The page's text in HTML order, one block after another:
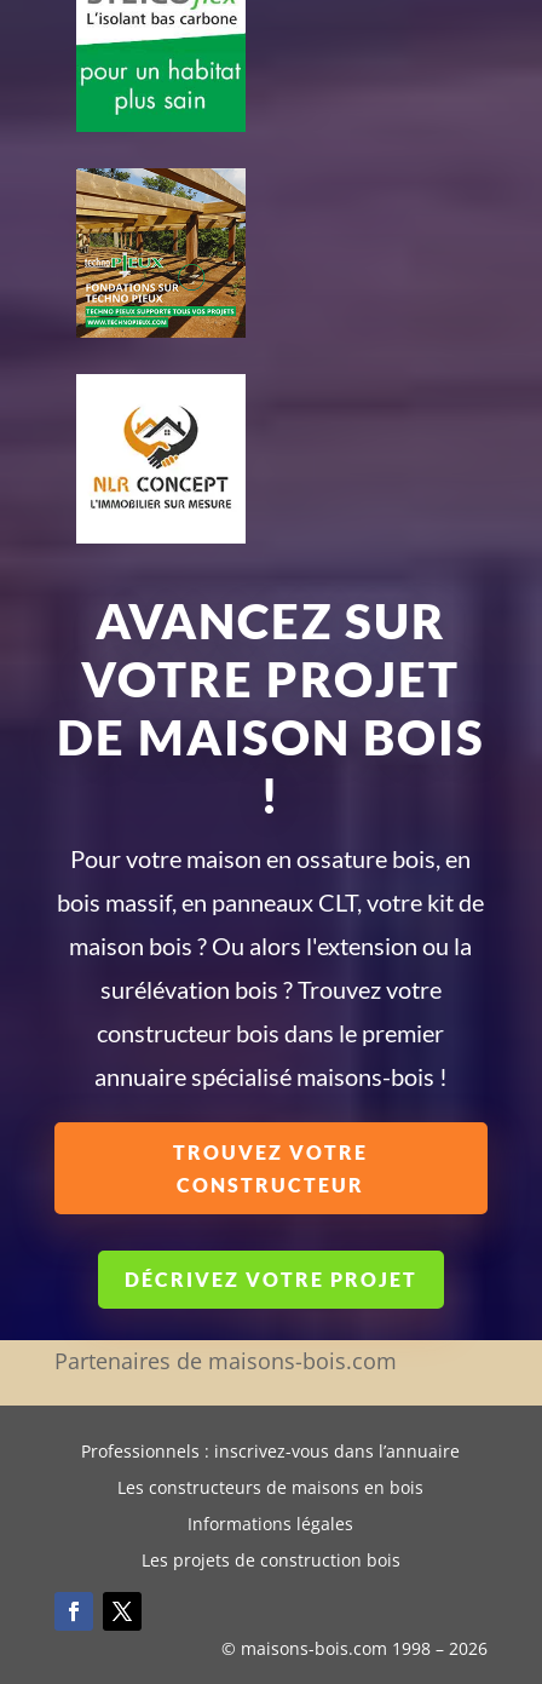
AVANCEZ SUR
VOTRE PROJET
DE MAISON BOIS
!
Pour votre maison en ossature bois, en
bois massif, en panneaux CLT, votre kit de
maison bois ? Ou alors l'extension ou la
surélévation bois ? Trouvez votre
constructeur bois dans le premier
annuaire spécialisé maisons-bois !
TROUVEZ VOTRE
CONSTRUCTEUR
DÉCRIVEZ VOTRE PROJET
Partenaires de maisons-bois.com
Professionnels : inscrivez-vous dans l’annuaire
Les constructeurs de maisons en bois
Informations légales
Les projets de construction bois
© maisons-bois.com 1998 – 2026